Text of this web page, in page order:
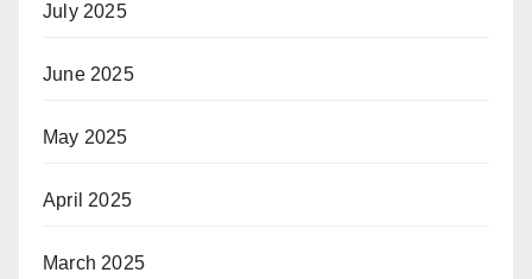
July 2025
June 2025
May 2025
April 2025
March 2025